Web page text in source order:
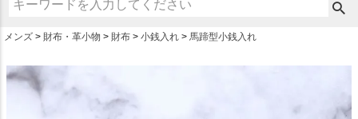
メンズ 財布・革小物 財布 小銭入れ 馬蹄型小銭入れ